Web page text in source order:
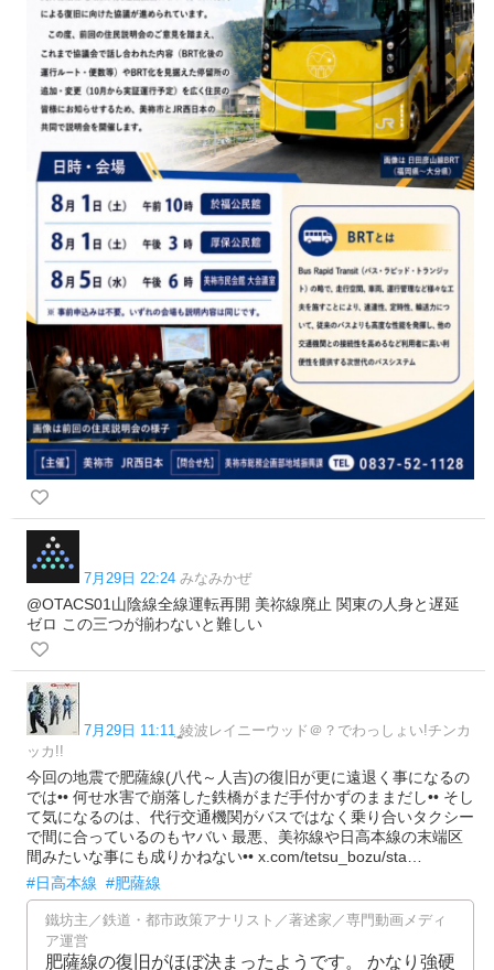
7月29日 22:24 みなみかぜ
@OTACS01山陰線全線運転再開 美祢線廃止 関東の人身と遅延
ゼロ この三つが揃わないと難しい
7月29日 11:11 ̺̬̥̤̯̣̮綾波レイニーウッド＠？でわっしょい!チンカ
ッカ!!
今回の地震で肥薩線(八代～人吉)の復旧が更に遠退く事になるの
では•• 何せ水害で崩落した鉄橋がまだ手付かずのままだし•• そし
て気になるのは、代行交通機関がバスではなく乗り合いタクシー
で間に合っているのもヤバい 最悪、美祢線や日高本線の末端区
間みたいな事にも成りかねない•• x.com/tetsu_bozu/sta…
#日高本線 #肥薩線
鐵坊主／鉄道・都市政策アナリスト／著述家／専門動画メディ
ア運営
肥薩線の復旧がほぼ決まったようです。 かなり強硬